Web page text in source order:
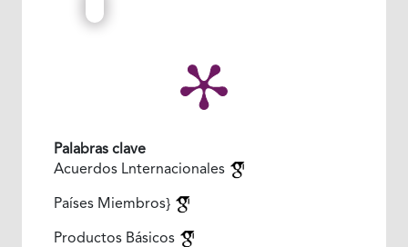
Palabras clave
Acuerdos Lnternacionales
Países Miembros}
Productos Básicos